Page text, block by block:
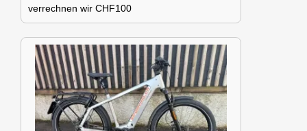
verrechnen wir CHF100